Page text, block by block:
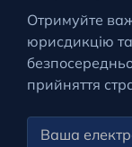
Отримуйте
юрисдикцію
прийняття